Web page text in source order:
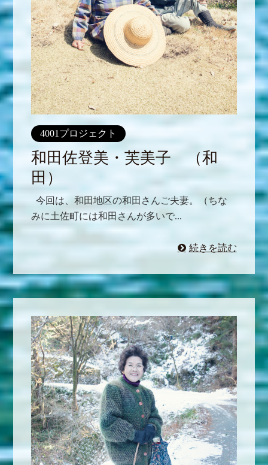
4001プロジェクト
和田佐登美・芙美子 （和
田）
今回は、和田地区の和田さんご夫妻。（ちな
みに土佐町には和田さんが多いで...
続きを読む